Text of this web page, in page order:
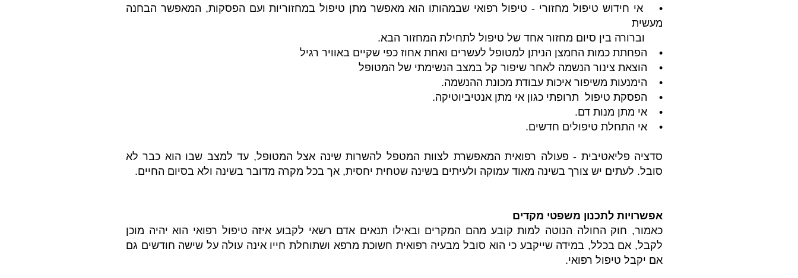
• אי חידוש טיפול מחזורי - טיפול רפואי שבמהותו הוא מאפשר מתן טיפול במחזוריות ועם הפסקות, המאפשר הבחנה
מעשית
וברורה בין סיום מחזור אחד של טיפול לתחילת המחזור הבא.
• הפחתת כמות החמצן הניתן למטופל לעשרים ואחת אחוז כפי שקיים באוויר רגיל
• הוצאת צינור הנשמה לאחר שיפור קל במצב הנשימתי של המטופל
• הימנעות משיפור איכות עבודת מכונת ההנשמה.
• הפסקת טיפול תרופתי כגון אי מתן אנטיביוטיקה.
• אי מתן מנות דם.
• אי התחלת טיפולים חדשים.
סדציה פליאטיבית - פעולה רפואית המאפשרת לצוות המטפל להשרות שינה אצל המטופל, עד למצב שבו הוא כבר לא
סובל. לעתים יש צורך בשינה מאוד עמוקה ולעיתים בשינה שטחית יחסית, אך בכל מקרה מדובר בשינה ולא בסיום החיים.
אפשרויות לתכנון משפטי מקדים
כאמור, חוק החולה הנוטה למות קובע מהם המקרים ובאילו תנאים אדם רשאי לקבוע איזה טיפול רפואי הוא יהיה מוכן
לקבל, אם בכלל, במידה שייקבע כי הוא סובל מבעיה רפואית חשוכת מרפא ושתוחלת חייו אינה עולה על שישה חודשים גם
אם יקבל טיפול רפואי.